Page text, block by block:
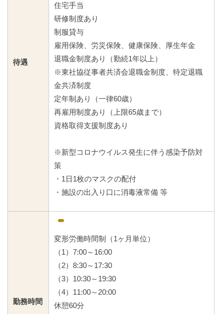
待遇
住宅手当
研修制度あり
制服貸与
雇用保険、労災保険、健康保険、厚生年金
退職金制度あり（勤続1年以上）
※東社協従事者共済会退職金制度、特定退職
金共済制度
定年制あり（一律60歳）
再雇用制度あり（上限65歳まで）
資格取得支援制度あり
※新型コロナウイルス発生に伴う感染予防対
策
・1日1枚のマスクの配付
・施設の出入り口に消毒液常備 等
勤務時間
変形労働時間制（1ヶ月単位）
（1）7:00～16:00
（2）8:30～17:30
（3）10:30～19:30
（4）11:00～20:00
休憩60分